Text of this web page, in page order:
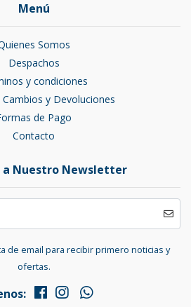
Menú
Somos
Despachos
y condiciones
y Devoluciones
de Pago
Contacto
a Nuestro Newsletter
de email para recibir primero noticias y
ofertas.